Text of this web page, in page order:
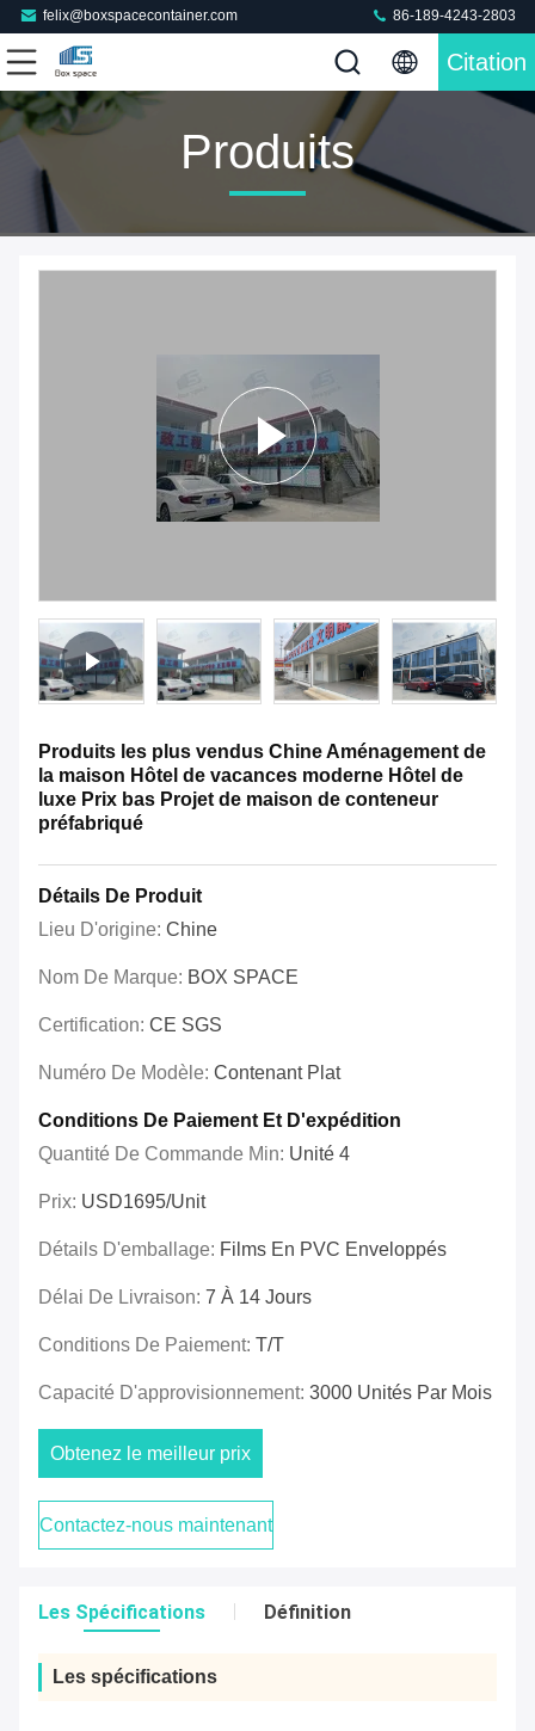
felix@boxspacecontainer.com 86-189-4243-2803
Citation
Produits
Produits les plus vendus Chine Aménagement de
la maison Hôtel de vacances moderne Hôtel de
luxe Prix bas Projet de maison de conteneur
préfabriqué
Détails De Produit
Lieu D'origine: Chine
Nom De Marque: BOX SPACE
Certification: CE SGS
Numéro De Modèle: Contenant Plat
Conditions De Paiement Et D'expédition
Quantité De Commande Min: Unité 4
Prix: USD1695/unit
Détails D'emballage: Films En PVC Enveloppés
Délai De Livraison: 7 À 14 Jours
Conditions De Paiement: T/T
Capacité D'approvisionnement: 3000 Unités Par Mois
Obtenez le meilleur prix
Contactez-nous maintenant
Les Spécifications Définition
Les spécifications